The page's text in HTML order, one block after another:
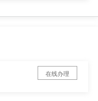
在线办理